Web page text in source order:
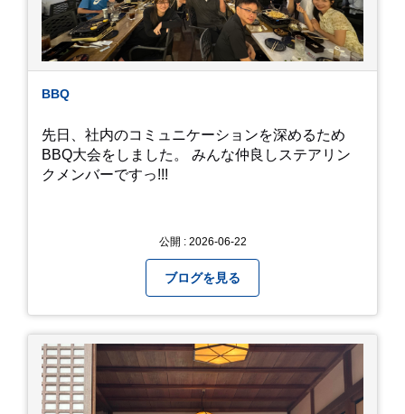
ないともったいないなと メダカのお池のトンボか
ら教えていただきました。
BBQ
先日、社内のコミュニケーションを深めるため
BBQ大会をしました。 みんな仲良しステアリン
クメンバーですっ!!!
公開 : 2026-06-22
ブログを見る